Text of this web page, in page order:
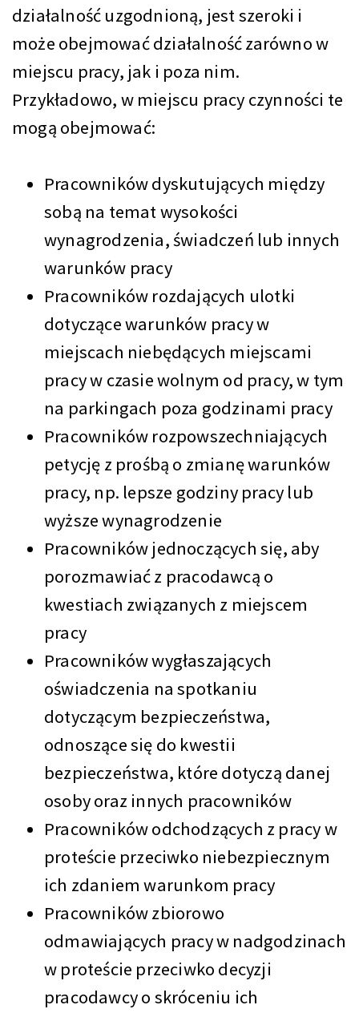
działalność uzgodnioną, jest szeroki i
może obejmować działalność zarówno w
miejscu pracy, jak i poza nim.
Przykładowo, w miejscu pracy czynności te
mogą obejmować:
Pracowników dyskutujących między
sobą na temat wysokości
wynagrodzenia, świadczeń lub innych
warunków pracy
Pracowników rozdających ulotki
dotyczące warunków pracy w
miejscach niebędących miejscami
pracy w czasie wolnym od pracy, w tym
na parkingach poza godzinami pracy
Pracowników rozpowszechniających
petycję z prośbą o zmianę warunków
pracy, np. lepsze godziny pracy lub
wyższe wynagrodzenie
Pracowników jednoczących się, aby
porozmawiać z pracodawcą o
kwestiach związanych z miejscem
pracy
Pracowników wygłaszających
oświadczenia na spotkaniu
dotyczącym bezpieczeństwa,
odnoszące się do kwestii
bezpieczeństwa, które dotyczą danej
osoby oraz innych pracowników
Pracowników odchodzących z pracy w
proteście przeciwko niebezpiecznym
ich zdaniem warunkom pracy
Pracowników zbiorowo
odmawiających pracy w nadgodzinach
w proteście przeciwko decyzji
pracodawcy o skróceniu ich